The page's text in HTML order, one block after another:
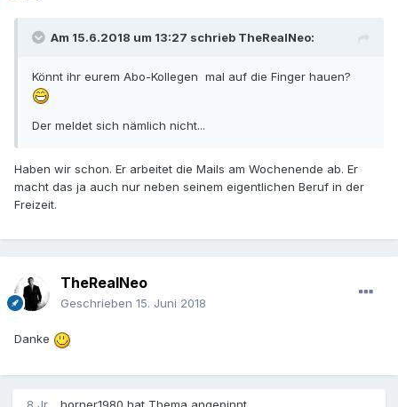
Am 15.6.2018 um 13:27 schrieb TheRealNeo:
Könnt ihr eurem Abo-Kollegen mal auf die Finger hauen?
Der meldet sich nämlich nicht...
Haben wir schon. Er arbeitet die Mails am Wochenende ab. Er
macht das ja auch nur neben seinem eigentlichen Beruf in der
Freizeit.
TheRealNeo
Geschrieben 15. Juni 2018
Danke